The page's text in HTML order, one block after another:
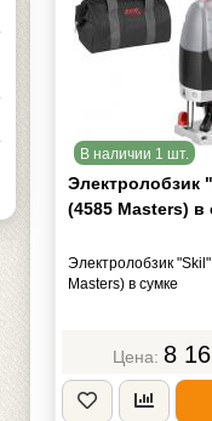
В наличии 1 шт.
Электролобзик
(4585 Masters) в
Электролобзик
Masters) в сумке
8